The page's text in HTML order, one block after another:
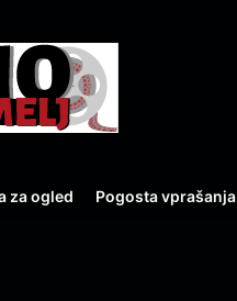
za ogled Pogosta vprašanja